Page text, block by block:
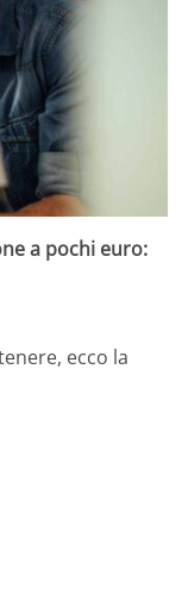
a pochi euro:
ecco la